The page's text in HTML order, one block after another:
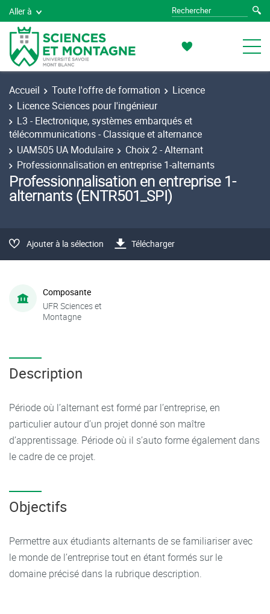
Aller à
Accueil Toute l'offre de formation
Licence
Licence Sciences pour l'ingénieur
L3 - Electronique, systèmes embarqués et
télécommunications - Classique et alternance
UAM505 UA Modulaire
Choix 2 - Alternant
Professionnalisation en entreprise 1-alternants
Professionnalisation en entreprise 1-
alternants (ENTR501_SPI)
Ajouter à la sélection Télécharger
Composante
UFR Sciences et
Montagne
Description
Période où l’alternant est formé par l’entreprise, en
particulier autour d’un projet donné son maître
d’apprentissage. Période où il s’auto forme également dans
le cadre de ce projet.
Objectifs
Permettre aux étudiants alternants de se familiariser avec
le monde de l’entreprise tout en étant formés sur le
domaine précisé dans la rubrique description.